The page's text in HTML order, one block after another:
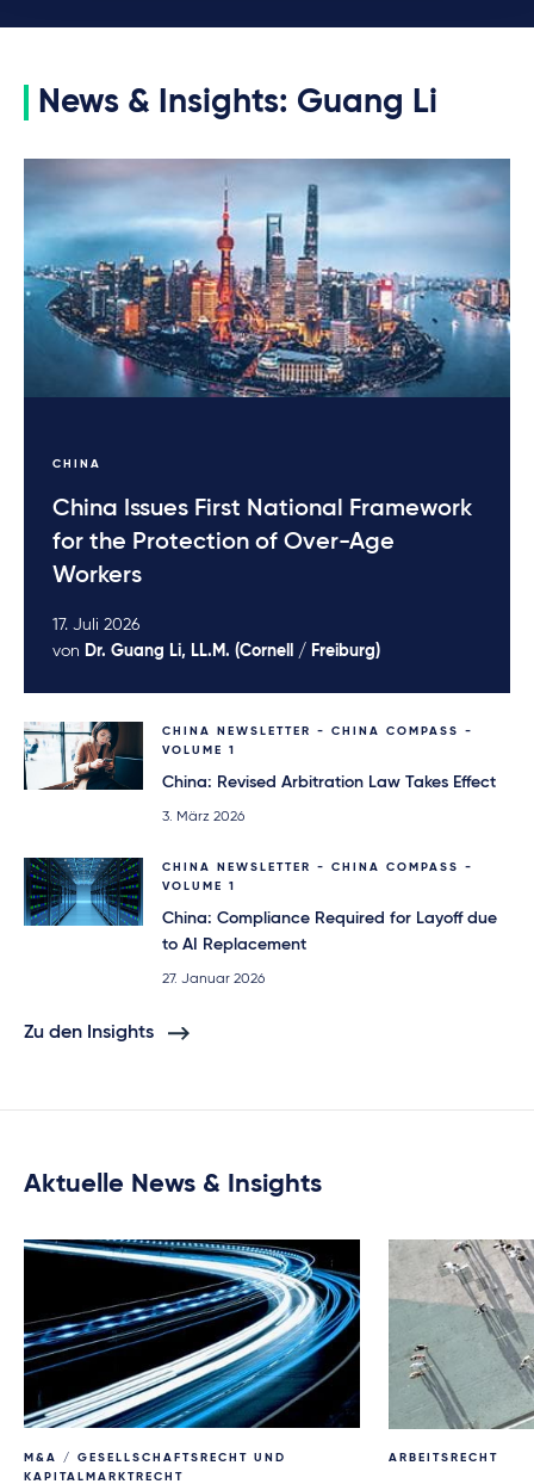
News & Insights: Guang Li
CHINA
China Issues First National Framework
for the Protection of Over-Age
Workers
17. Juli 2026
von Dr. Guang Li, LL.M. (Cornell / Freiburg)
CHINA NEWSLETTER - CHINA COMPASS -
VOLUME 1
China: Revised Arbitration Law Takes Effect
3. März 2026
CHINA NEWSLETTER - CHINA COMPASS -
VOLUME 1
China: Compliance Required for Layoff due
to AI Replacement
27. Januar 2026
Zu den Insights
Aktuelle News & Insights
M&A / GESELLSCHAFTSRECHT UND
KAPITALMARKTRECHT
ARBEITSRECHT